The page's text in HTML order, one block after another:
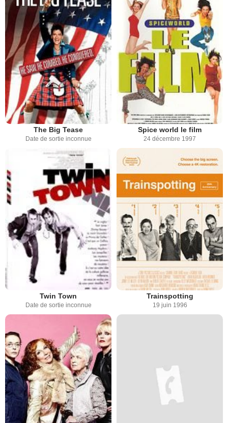
The Big Tease
Date de sortie inconnue
Spice world le film
24 décembre 1997
Twin Town
Date de sortie inconnue
Trainspotting
19 juin 1996